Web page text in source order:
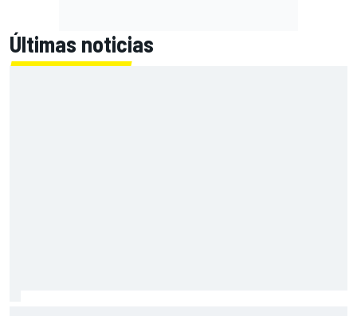
Últimas noticias